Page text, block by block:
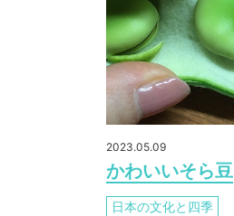
2023.05.09
かわいいそら豆
日本の文化と四季